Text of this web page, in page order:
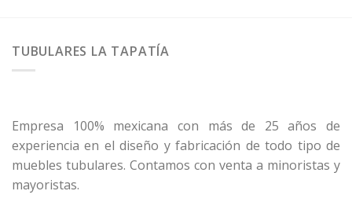
TUBULARES LA TAPATÍA
Empresa 100% mexicana con más de 25 años de
experiencia en el diseño y fabricación de todo tipo de
muebles tubulares. Contamos con venta a minoristas y
mayoristas.